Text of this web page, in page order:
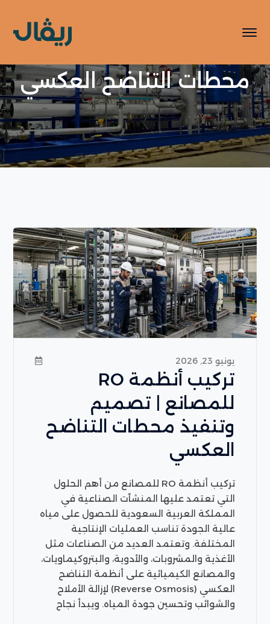
محطات التناضح العكسي
يونيو 23, 2026
تركيب أنظمة RO
للمصانع | تصميم
وتنفيذ محطات التناضح
العكسي
تركيب أنظمة RO للمصانع من أهم الحلول
التي تعتمد عليها المنشآت الصناعية في
المملكة العربية السعودية للحصول على مياه
عالية الجودة تناسب العمليات الإنتاجية
المختلفة. وتعتمد العديد من الصناعات مثل
الأغذية والمشروبات، والأدوية، والبتروكيماويات،
والمصانع الكيميائية على أنظمة التناضح
العكسي (Reverse Osmosis) لإزالة الأملاح
والشوائب وتحسين جودة المياه. ويبدأ نجاح